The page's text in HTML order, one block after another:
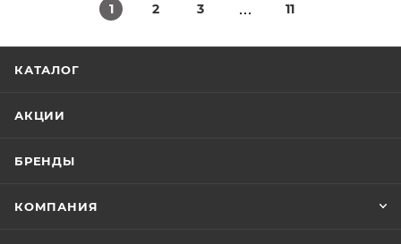
1 2 3 11
КАТАЛОГ
АКЦИИ
БРЕНДЫ
КОМПАНИЯ